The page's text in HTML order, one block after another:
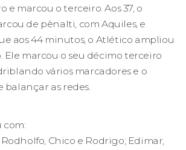
e marcou o terceiro. Aos 37, o
de pênalti, com Aquiles, e
aos 44 minutos, o Atlético ampliou
Ele marcou o seu décimo terceiro
vários marcadores e o
balançar as redes.
com:
Chico e Rodrigo; Edimar,